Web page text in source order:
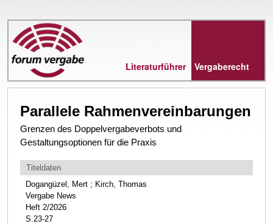
Literaturführer Vergaberecht
Parallele Rahmenvereinbarungen
Grenzen des Doppelvergabeverbots und
Gestaltungsoptionen für die Praxis
Titeldaten
Dogangüzel, Mert ; Kirch, Thomas
Vergabe News
Heft 2/2026
S.23-27